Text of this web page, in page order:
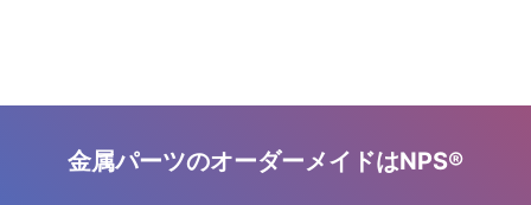
金属パーツのオーダーメイドはNPS®